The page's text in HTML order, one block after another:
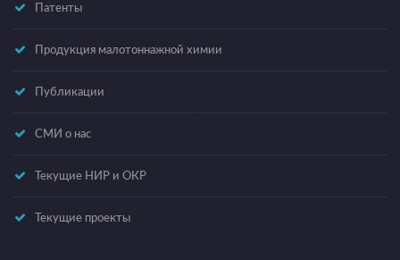
Патенты
Продукция малотоннажной химии
Публикации
СМИ о нас
Текущие НИР и ОКР
Текущие проекты